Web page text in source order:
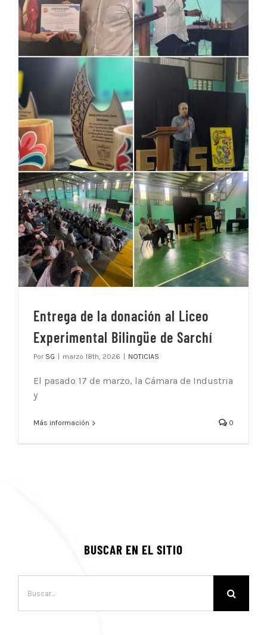
Entrega de la donación al Liceo
Experimental Bilingüe de Sarchí
Por SG marzo 18th, 2026 NOTICIAS
El pasado 17 de marzo, la Cámara de Industria
y
Más información 0
BUSCAR EN EL SITIO